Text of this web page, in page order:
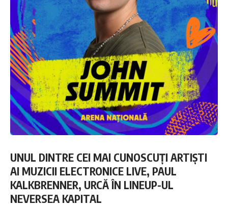
UNUL DINTRE CEI MAI CUNOSCUȚI ARTIȘTI
AI MUZICII ELECTRONICE LIVE, PAUL
KALKBRENNER, URCĂ ÎN LINEUP-UL
NEVERSEA KAPITAL